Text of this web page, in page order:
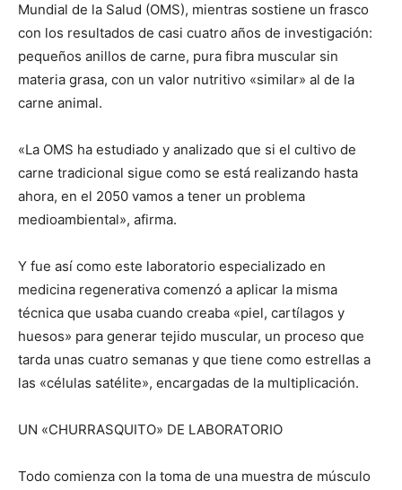
Mundial de la Salud (OMS), mientras sostiene un frasco
con los resultados de casi cuatro años de investigación:
pequeños anillos de carne, pura fibra muscular sin
materia grasa, con un valor nutritivo «similar» al de la
carne animal.
«La OMS ha estudiado y analizado que si el cultivo de
carne tradicional sigue como se está realizando hasta
ahora, en el 2050 vamos a tener un problema
medioambiental», afirma.
Y fue así como este laboratorio especializado en
medicina regenerativa comenzó a aplicar la misma
técnica que usaba cuando creaba «piel, cartílagos y
huesos» para generar tejido muscular, un proceso que
tarda unas cuatro semanas y que tiene como estrellas a
las «células satélite», encargadas de la multiplicación.
UN «CHURRASQUITO» DE LABORATORIO
Todo comienza con la toma de una muestra de músculo